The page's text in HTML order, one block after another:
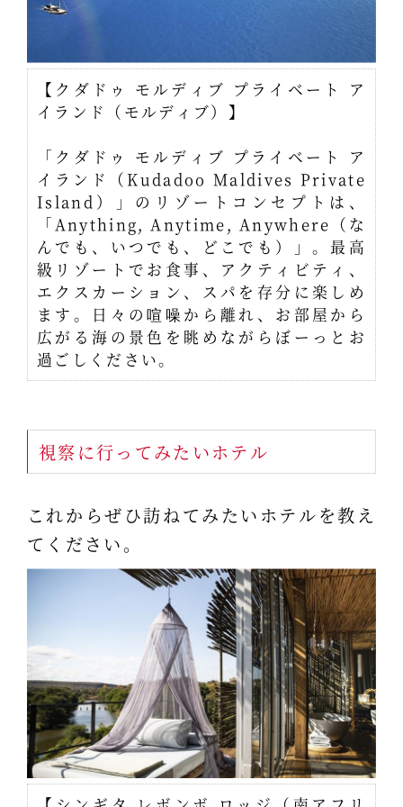
【クダドゥ モルディブ プライベート ア
イランド（モルディブ）】
「クダドゥ モルディブ プライベート ア
イランド（Kudadoo Maldives Private
Island）」のリゾートコンセプトは、
「Anything, Anytime, Anywhere（な
んでも、いつでも、どこでも）」。最高
級リゾートでお食事、アクティビティ、
エクスカーション、スパを存分に楽しめ
ます。日々の喧噪から離れ、お部屋から
広がる海の景色を眺めながらぼーっとお
過ごしください。
視察に行ってみたいホテル
これからぜひ訪ねてみたいホテルを教え
てください。